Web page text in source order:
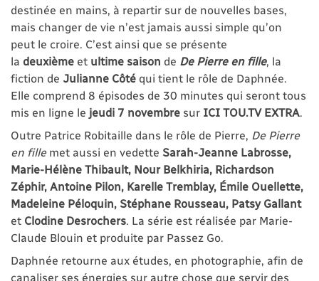
destinée en mains, à repartir sur de nouvelles bases,
mais changer de vie n’est jamais aussi simple qu’on
peut le croire. C’est ainsi que se présente
la deuxième et ultime saison de De Pierre en fille, la
fiction de Julianne Côté qui tient le rôle de Daphnée.
Elle comprend 8 épisodes de 30 minutes qui seront tous
mis en ligne le jeudi 7 novembre sur ICI TOU.TV EXTRA
Outre Patrice Robitaille dans le rôle de Pierre, De Pierre
en fillemet aussi en vedette Sarah-Jeanne Labrosse,
Marie-Hélène Thibault, Nour Belkhiria, Richardson
Zéphir, Antoine Pilon, Karelle Tremblay, Émile Ouellette,
Madeleine Péloquin, Stéphane Rousseau, Patsy Gallant
et Clodine Desrochers . La série est réalisée par Marie-
Claude Blouin et produite par Passez Go.
Daphnée retourne aux études, en photographie, afin de
canaliser ses énergies sur autre chose que servir des